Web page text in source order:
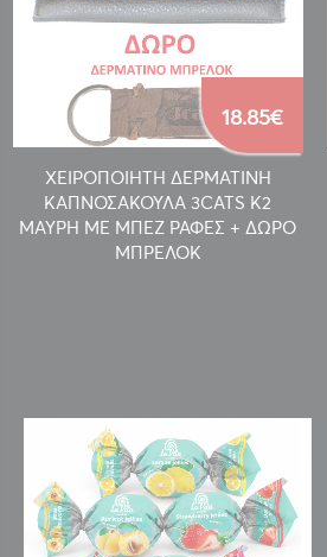
ΧΕΙΡΟΠΟΙΗΤΗ ΔΕΡΜΑΤΙΝΗ
ΚΑΠΝΟΣΑΚΟΥΛΑ 3CATS K2
ΜΑΥΡΗ ΜΕ ΜΠΕΖ ΡΑΦΕΣ + ΔΩΡΟ
ΜΠΡΕΛΟΚ
18.85€